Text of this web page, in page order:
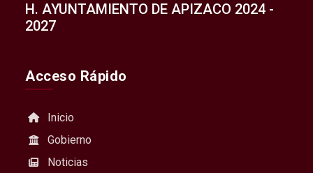
H. AYUNTAMIENTO DE APIZACO 2024 -
2027
Acceso Rápido
Inicio
Gobierno
Noticias